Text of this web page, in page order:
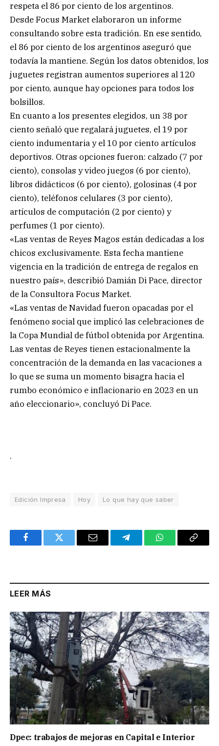
respeta el 86 por ciento de los argentinos.
Desde Focus Market elaboraron un informe
consultando sobre esta tradición. En ese sentido,
el 86 por ciento de los argentinos aseguró que
todavía la mantiene. Según los datos obtenidos, los
juguetes registran aumentos superiores al 120
por ciento, aunque hay opciones para todos los
bolsillos.
En cuanto a los presentes elegidos, un 38 por
ciento señaló que regalará juguetes, el 19 por
ciento indumentaria y el 10 por ciento artículos
deportivos. Otras opciones fueron: calzado (7 por
ciento), consolas y video juegos (6 por ciento),
libros didácticos (6 por ciento), golosinas (4 por
ciento), teléfonos celulares (3 por ciento),
artículos de computación (2 por ciento) y
perfumes (1 por ciento).
«Las ventas de Reyes Magos están dedicadas a los
chicos exclusivamente. Esta fecha mantiene
vigencia en la tradición de entrega de regalos en
nuestro país», describió Damián Di Pace, director
de la Consultora Focus Market.
«Las ventas de Navidad fueron opacadas por el
fenómeno social que implicó las celebraciones de
la Copa Mundial de fútbol obtenida por Argentina.
Las ventas de Reyes tienen estacionalmente la
concentración de la demanda en las vacaciones a
lo que se suma un momento bisagra hacia el
rumbo económico e inflacionario en 2023 en un
año eleccionario», concluyó Di Pace.
.
Edición Impresa Hoy Lo que hay que saber
FacebookTwitter Email TelegramWhatsAppCopy
LEER MÁS
Dpec: trabajos de mejoras en Capital e Interior